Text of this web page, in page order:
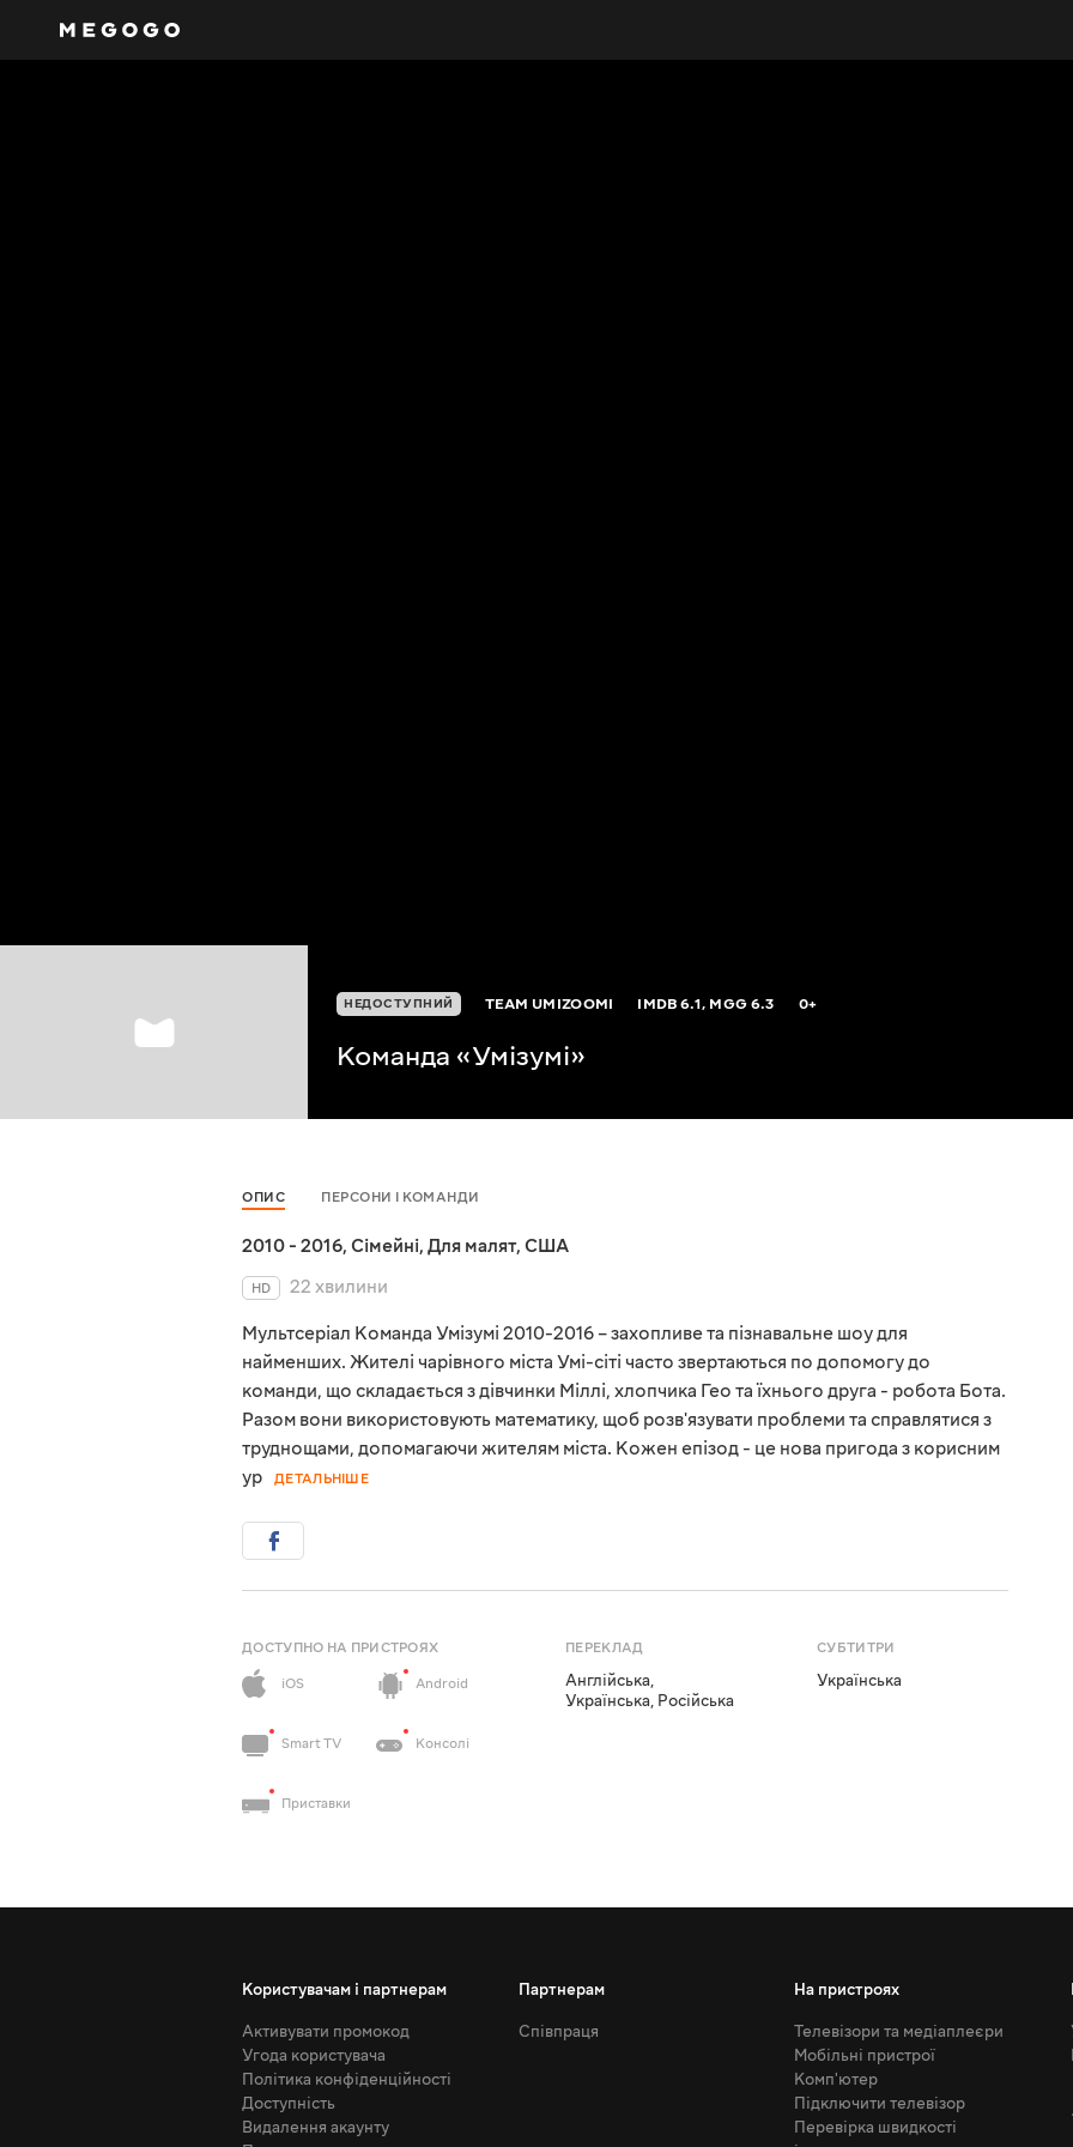
НЕДОСТУПНИЙ TEAM UMIZOOMI IMDB6.1, MGG6.3 0+
Команда «Умізумі»
ОПИС ПЕРСОНИ І КОМАНДИ
2010 - 2016, Сімейні, Для малят, США
HD
22 хвилини
Мультсеріал Команда Умізумі 2010-2016 – захопливе та пізнавальне шоу для
найменших. Жителі чарівного міста Умі-сіті часто звертаються по допомогу до
команди, що складається з дівчинки Міллі, хлопчика Гео та їхнього друга - робота Бота.
Разом вони використовують математику, щоб розв'язувати проблеми та справлятися з
труднощами, допомагаючи жителям міста. Кожен епізод - це нова пригода з корисним
ур
ДЕТАЛЬНІШЕ
ДОСТУПНО НА ПРИСТРОЯХ
iOS
Android
Smart TV Консолі
Приставки
ПЕРЕКЛАД
Англійська,
Українська, Російська
СУБТИТРИ
Українська
Користувачам і партнерам
Активувати промокод
Угода користувача
Політика конфіденційності
Доступність
Видалення акаунту
Партнерам
Співпраця
На пристроях
Телевізори та медіаплеєри
Мобільні пристрої
Комп'ютер
Підключити телевізор
Перевірка швидкості